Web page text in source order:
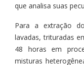
que analisa suas
Para a extração
lavadas, trituradas
48 horas em
misturas